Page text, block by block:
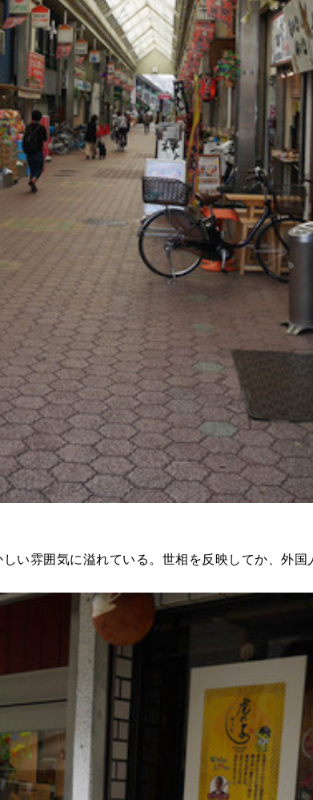
雰囲気に溢れている。世相を反映してか、外国